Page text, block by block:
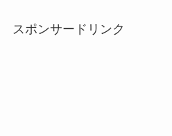
スポンサードリンク